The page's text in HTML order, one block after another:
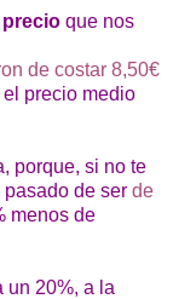
que nos
de costar 8,50€
precio medio
porque, si no te
de ser de
menos de
un 20%, a la